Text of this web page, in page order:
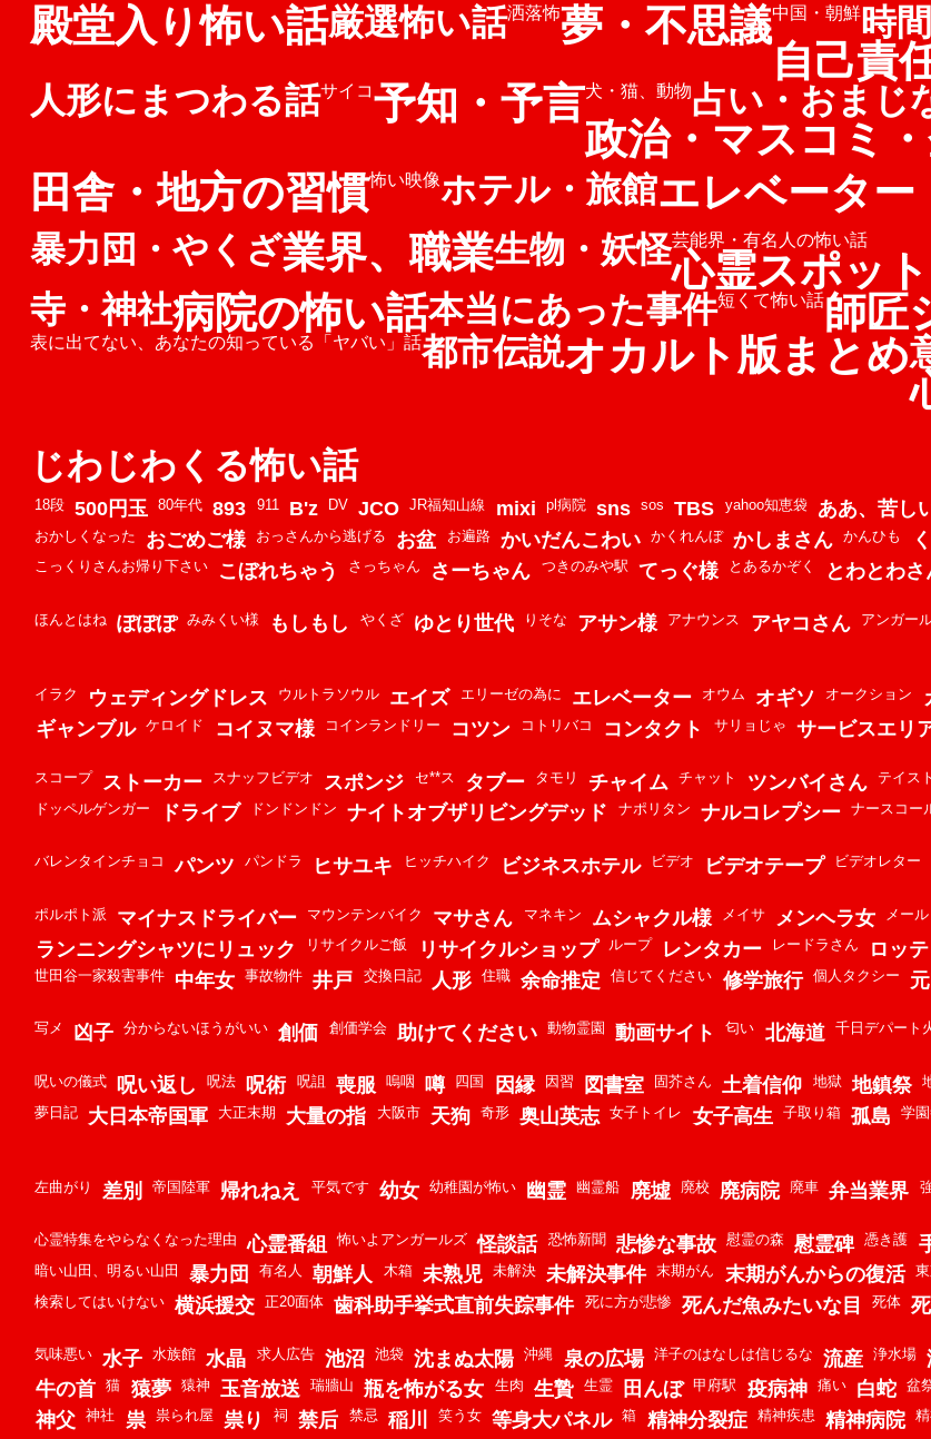
殿堂入り怖い話厳選怖い話洒落怖夢・不思議中国・朝鮮時
自己責
人形にまつわる話サイコ予知・予言犬・猫、動物占い・おまじ
政治・マスコミ
田舎・地方の習慣怖い映像ホテル・旅館エレベーター
暴力団・やくざ業界、職業生物・妖怪芸能界・有名人の怖い話
心霊スポッ
寺・神社病院の怖い話本当にあった事件短くて怖い話師匠
表に出てない、あなたの知っている「ヤバい」話都市伝説オカルト版まとめ
じわじわくる怖い話
18段 500円玉 80年代 893 911 B'z DV JCO JR福知山線 mixi pl病院 sns sos TBS yahoo知恵袋 ああ、苦し
おかしくなった おごめご様 おっさんから逃げる お盆 お遍路 かいだんこわい かくれんぼ かしまさん かんひも
こっくりさんお帰り下さい こぼれちゃう さっちゃん さーちゃん つきのみや駅 てっぐ様 とあるかぞく とわとわさ
ほんとはね ぽぽぽ みみくい様 もしもし やくざ ゆとり世代 りそな アサン様 アナウンス アヤコさん アンガー
イラク ウェディングドレス ウルトラソウル エイズ エリーゼの為に エレベーター オウム オギソ オークション
ギャンブル ケロイド コイヌマ様 コインランドリー コツン コトリバコ コンタクト サリョじゃ サービスエリ
スコープ ストーカー スナッフビデオ スポンジ セ**ス タブー タモリ チャイム チャット ツンバイさん テイス
ドッペルゲンガー ドライブ ドンドンドン ナイトオブザリビングデッド ナポリタン ナルコレプシー ナースコー
バレンタインチョコ パンツ パンドラ ヒサユキ ヒッチハイク ビジネスホテル ビデオ ビデオテープ ビデオレター
ポルポト派 マイナスドライバー マウンテンバイク マサさん マネキン ムシャクル様 メイサ メンヘラ女 メール
ランニングシャツにリュック リサイクルご飯 リサイクルショップ ループ レンタカー レードラさん ロッテ
世田谷一家殺害事件 中年女 事故物件 井戸 交換日記 人形 住職 余命推定 信じてください 修学旅行 個人タクシー
写メ 凶子 分からないほうがいい 創価 創価学会 助けてください 動物霊園 動画サイト 匂い 北海道 千日デパート
呪いの儀式 呪い返し 呪法 呪術 呪詛 喪服 嗚咽 噂 四国 因縁 因習 図書室 固芥さん 土着信仰 地獄 地鎮祭
夢日記 大日本帝国軍 大正末期 大量の指 大阪市 天狗 奇形 奥山英志 女子トイレ 女子高生 子取り箱 孤島 学
左曲がり 差別 帝国陸軍 帰れねえ 平気です 幼女 幼稚園が怖い 幽霊 幽霊船 廃墟 廃校 廃病院 廃車 弁当業界
心霊特集をやらなくなった理由 心霊番組 怖いよアンガールズ 怪談話 恐怖新聞 悲惨な事故 慰霊の森 慰霊碑 憑き護
暗い山田、明るい山田 暴力団 有名人 朝鮮人 木箱 未熟児 未解決 未解決事件 末期がん 末期がんからの復活
検索してはいけない 横浜援交 正20面体 歯科助手挙式直前失踪事件 死に方が悲惨 死んだ魚みたいな目 死体
気味悪い 水子 水族館 水晶 求人広告 池沼 池袋 沈まぬ太陽 沖縄 泉の広場 洋子のはなしは信じるな 流産 浄水場
牛の首 猫 猿夢 猿神 玉音放送 瑞牆山 瓶を怖がる女 生肉 生贄 生霊 田んぼ 甲府駅 疫病神 痛い 白蛇 盆
神父 神社 祟 祟られ屋 祟り 祠 禁后 禁忌 稲川 笑う女 等身大パネル 箱 精神分裂症 精神疾患 精神病院